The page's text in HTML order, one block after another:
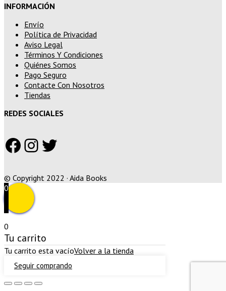
INFORMACIÓN
Envío
Política de Privacidad
Aviso Legal
Términos Y Condiciones
Quiénes Somos
Pago Seguro
Contacte Con Nosotros
Tiendas
REDES SOCIALES
Facebook
Instagram
Twitter
© Copyright 2022 · Aida Books
0
0
Tu carrito
Tu carrito esta vacíoVolver a la tienda
Seguir comprando